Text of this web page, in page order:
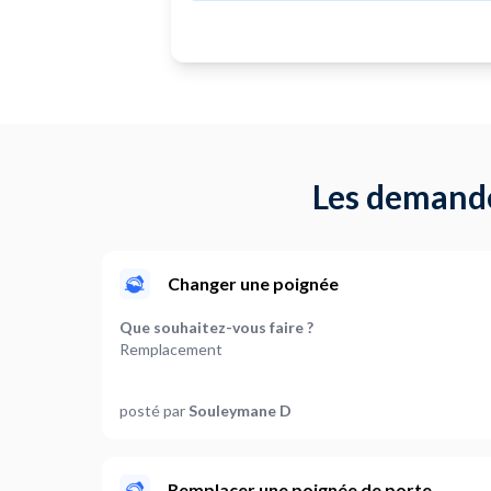
Les
Changer une poignée
Que souhaitez-vous faire ?
Remplacement
Poignée avec serrure intégrée: 3
A définir ensemble
posté par Souleymane D